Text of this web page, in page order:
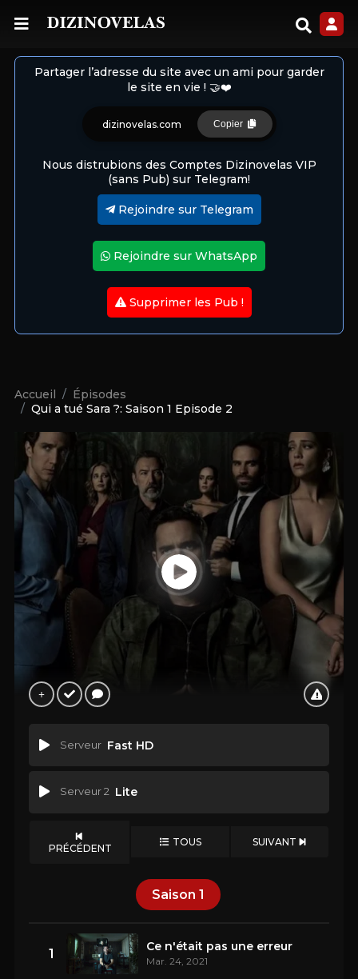
Partager l’adresse du site avec un ami pour garder
le site en vie ! 🤝❤️
dizinovelas.com Copier
Nous distrubions des Comptes Dizinovelas VIP
(sans Pub) sur Telegram!
Rejoindre sur Telegram
Rejoindre sur WhatsApp
Supprimer les Pub !
Accueil
Épisodes
Qui a tué Sara ?: Saison 1 Episode 2
Serveur Fast HD
Serveur 2 Lite
PRÉCÉDENT TOUS SUIVANT
Saison 1
1 Ce n'était pas une erreur
Mar. 24, 2021